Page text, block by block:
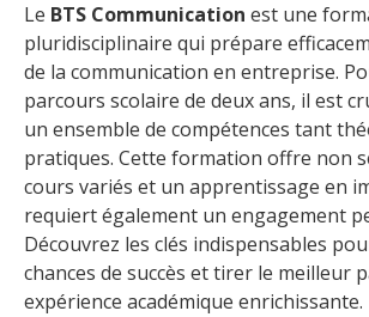
Le BTS Communication est une
pluridisciplinaire qui prépare
de la communication en entreprise.
parcours scolaire de deux ans, il est
un ensemble de compétences tant
pratiques. Cette formation offre non
cours variés et un apprentissage en
requiert également un engagement
Découvrez les clés indispensables
chances de succès et tirer le meilleur
expérience académique enrichissante.